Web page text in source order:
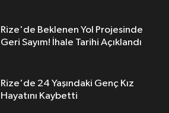
Rize'de Beklenen Yol Projesinde
Geri Sayım! İhale Tarihi Açıklandı
Rize'de 24 Yaşındaki Genç Kız
Hayatını Kaybetti